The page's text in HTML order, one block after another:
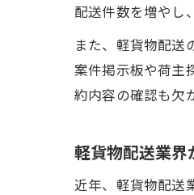
配送件数を増やし
また、軽貨物配送
案件掲示板や荷主
約内容の確認も欠
軽貨物配送業
近年、軽貨物配送